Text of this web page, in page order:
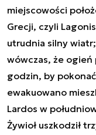
miejscowości
Grecji, czyli
utrudnia silny
wówczas, że
godzin, by
ewakuowano
Lardos w
Żywioł uszkodził